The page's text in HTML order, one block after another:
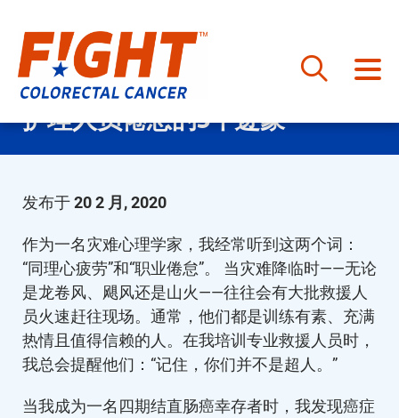
至 护理人员倦怠的3个迹象
发布于20 2 月, 2020
作为一名灾难心理学家，我经常听到这两个词：
“同理心疲劳”和“职业倦怠”。 当灾难降临时——无论
是龙卷风、飓风还是山火——往往会有大批救援人
员火速赶往现场。通常，他们都是训练有素、充满
热情且值得信赖的人。在我培训专业救援人员时，
我总会提醒他们：“记住，你们并不是超人。”
当我成为一名四期结直肠癌幸存者时，我发现癌症